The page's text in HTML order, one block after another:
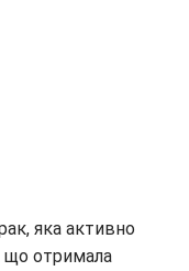
яка активно
що отримала